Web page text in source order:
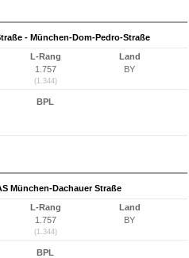
- München-Dom-Pedro-Straße
L-Rang
1.757
(1.344)
Land
BY
BPL
München-Dachauer Straße
L-Rang
1.757
(1.344)
Land
BY
BPL